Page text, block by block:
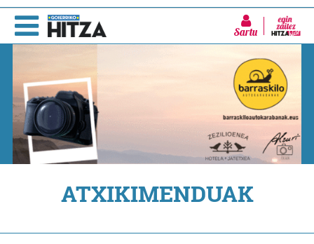
Sartu
ATXIKIMENDUAK